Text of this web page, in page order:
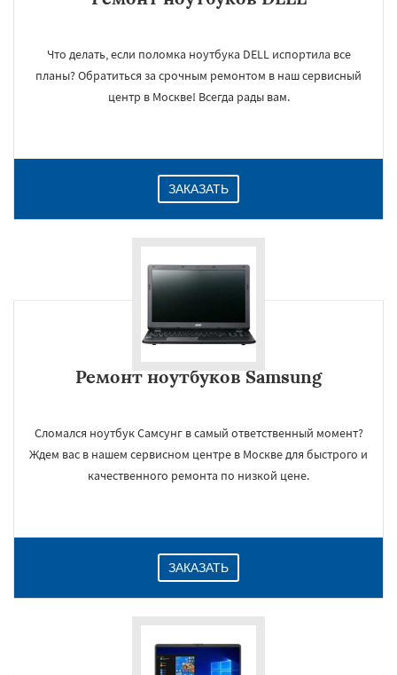
Что делать, если поломка ноутбука DELL испортила все
планы? Обратиться за срочным ремонтом в наш сервисный
центр в Москве! Всегда рады вам.
ЗАКАЗАТЬ
Ремонт ноутбуков Samsung
Сломался ноутбук Самсунг в самый ответственный момент?
Ждем вас в нашем сервисном центре в Москве для быстрого и
качественного ремонта по низкой цене.
ЗАКАЗАТЬ